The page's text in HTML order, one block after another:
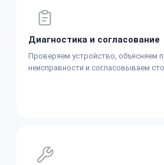
Диагностика и согласование
Проверяем устройство, объясняем
неисправности и согласовываем